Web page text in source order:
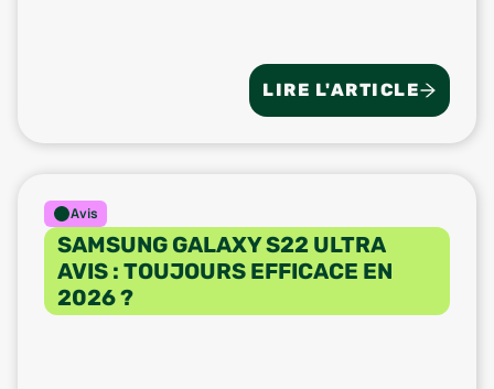
LIRE L'ARTICLE
Avis
SAMSUNG GALAXY S22 ULTRA
AVIS : TOUJOURS EFFICACE EN
2026 ?